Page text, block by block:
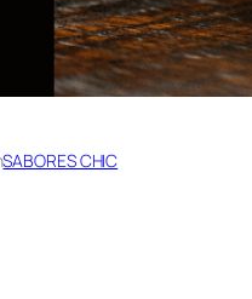
SABORES CHIC